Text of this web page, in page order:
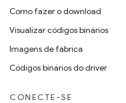
Como fazer o download
Visualizar códigos binários
Imagens de fábrica
Códigos binários do driver
CONECTE-SE